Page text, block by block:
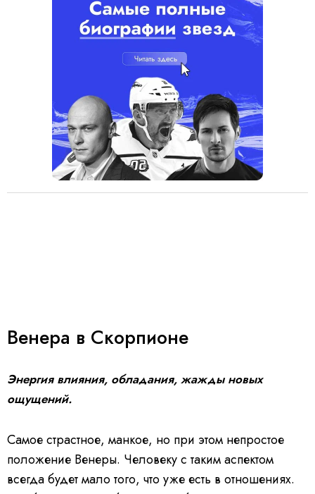
Венера в Скорпионе
Энергия влияния, обладания, жажды новых
ощущений.
Самое страстное, манкое, но при этом непростое
положение Венеры. Человеку с таким аспектом
всегда будет мало того, что уже есть в отношениях.